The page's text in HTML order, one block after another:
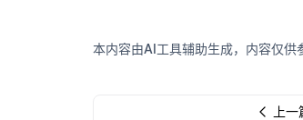
本内容由AI工具辅助生成，内容仅供
上一